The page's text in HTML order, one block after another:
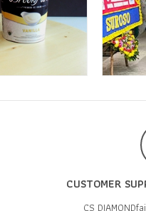
CUSTOMER
CS